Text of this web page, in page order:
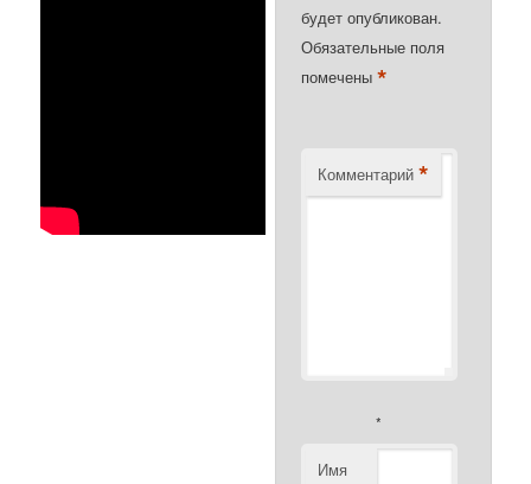
будет опубликован.
Обязательные поля
помечены*
Комментарий *
Имя
*